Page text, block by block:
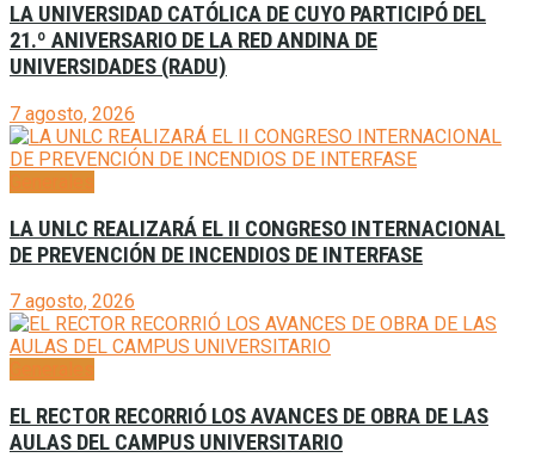
LA UNIVERSIDAD CATÓLICA DE CUYO PARTICIPÓ DEL
21.º ANIVERSARIO DE LA RED ANDINA DE
UNIVERSIDADES (RADU)
7 agosto, 2026
LA UNLC REALIZARÁ EL II CONGRESO INTERNACIONAL
DE PREVENCIÓN DE INCENDIOS DE INTERFASE
7 agosto, 2026
EL RECTOR RECORRIÓ LOS AVANCES DE OBRA DE LAS
AULAS DEL CAMPUS UNIVERSITARIO